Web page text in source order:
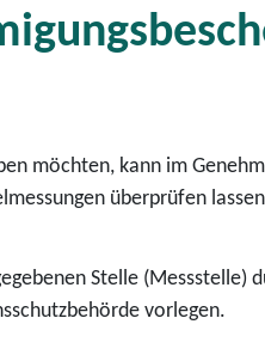
möchten, kann im
überprüfen
Stelle (Messstelle)
vorlegen.